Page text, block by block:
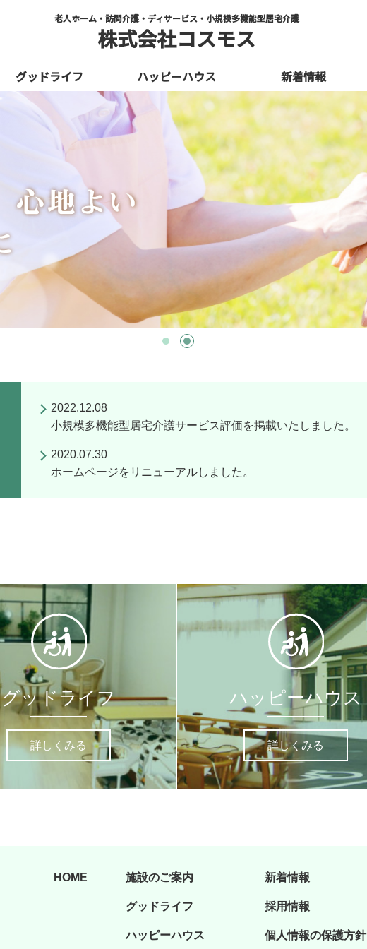
老人ホーム・訪問介護・ ディサービス・小規模多機能型居宅介護
株式会社コスモス
グッドライフ ハッピーハウス 新着情報
2022.12.08
小規模多機能型居宅介護サービス評価を掲載いたしました。
2020.07.30
ホームページをリニューアルしました。
グッドライフ
詳しくみる
ハッピーハウス
詳しくみる
HOME 施設のご案内
グッドライフ
ハッピーハウス
新着情報
採用情報
個人情報の保護方針